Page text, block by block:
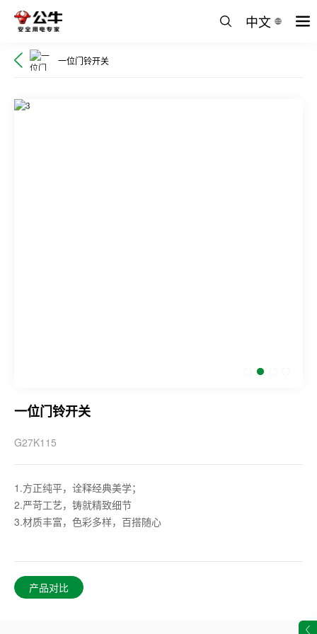
中文
一位门铃开关
一位门铃开关
G27K115
1.方正纯平，诠释经典美学；
2.严苛工艺，铸就精致细节
3.材质丰富，色彩多样，百搭随心
产品对比